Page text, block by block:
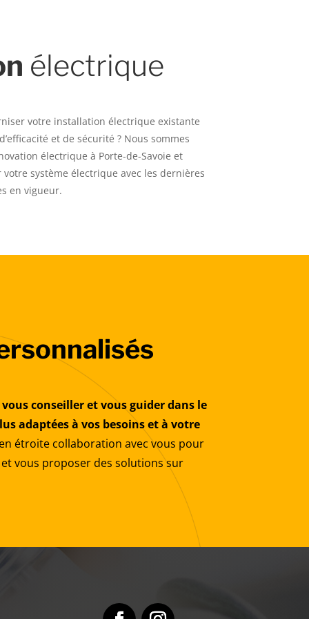
électrique
votre installation électrique existante
et de sécurité ? Nous sommes
électrique à Porte-de-Savoie et
système électrique avec les dernières
en vigueur.
conseiller et vous guider dans le
adaptées à vos besoins et à votre
étroite collaboration avec vous pour
vous proposer des solutions sur